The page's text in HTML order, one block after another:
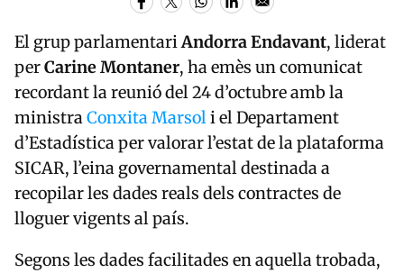
El grup parlamentariAndorra Endavant, liderat
perCarine Montaner, ha emès un comunicat
recordant la reunió del 24 d’octubre amb la
ministraConxita Marsoli el Departament
d’Estadística per valorar l’estat de la plataforma
SICAR, l’eina governamental destinada a
recopilar les dades reals dels contractes de
lloguer vigents al país.
Segons les dades facilitades en aquella trobada,